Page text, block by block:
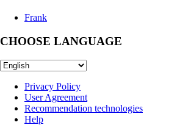
Frank
CHOOSE LANGUAGE
Privacy Policy
User Agreement
Recommendation technologies
Help